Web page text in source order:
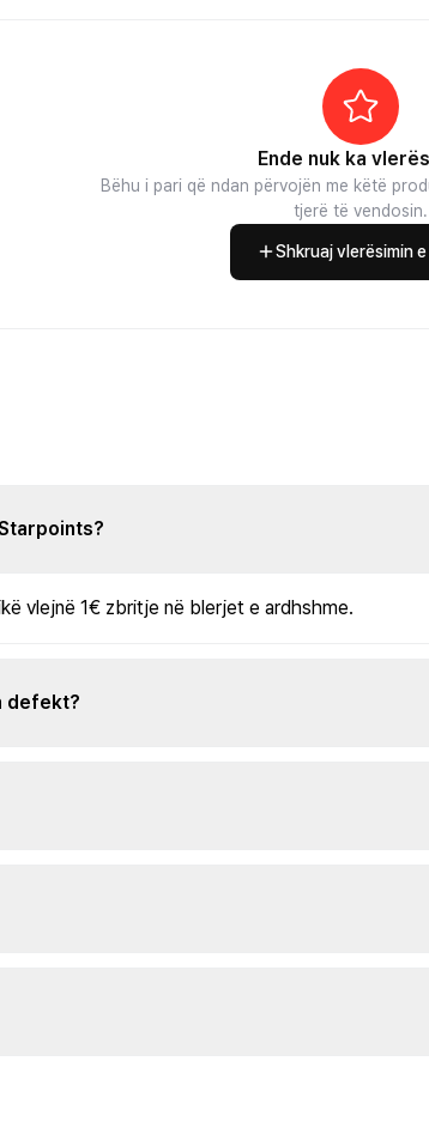
Ende nuk ka
Bëhu i pari që ndan përvojën me këtë
tjerë të vendosin.
Shkruaj vlerësimin
vlejnë 1€ zbritje në blerjet e ardhshme.
defekt?